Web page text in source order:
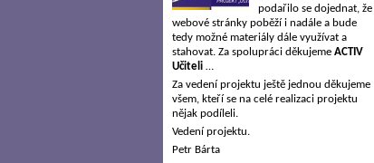
podařilo se dojednat, že
webové stránky poběží i nadále a bude
tedy možné materiály dále využívat a
stahovat. Za spolupráci děkujeme ACTIV
Učiteli …
Za vedení projektu ještě jednou děkujeme
všem, kteří se na celé realizaci projektu
nějak podíleli.
Vedení projektu.
Petr Bárta